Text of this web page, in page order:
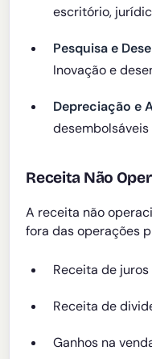
escritório,
Pesquisa e
Inovação e
Depreciação e
Receita Não
A receita não
fora das operações
Receita de
Receita de
Ganhos na